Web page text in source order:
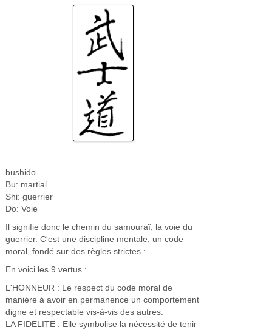
bushido
Bu: martial
Shi: guerrier
Do: Voie
Il signifie donc le chemin du samouraï, la voie du
guerrier. C'est une discipline mentale, un code
moral, fondé sur des règles strictes :
En voici les 9 vertus :
L'HONNEUR : Le respect du code moral de
manière à avoir en permanence un comportement
digne et respectable vis-à-vis des autres.
LA FIDELITE : Elle symbolise la nécessité de tenir